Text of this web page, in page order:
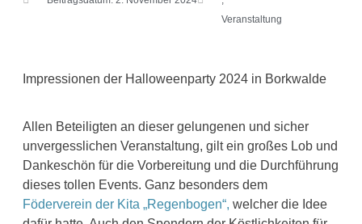
Veranstaltung
Impressionen der Halloweenparty 2024 in Borkwalde
Allen Beteiligten an dieser gelungenen und sicher
unvergesslichen Veranstaltung, gilt ein großes Lob und
Dankeschön für die Vorbereitung und die Durchführung
dieses tollen Events. Ganz besonders dem
Föderverein der Kita „Regenbogen“, welcher die Idee